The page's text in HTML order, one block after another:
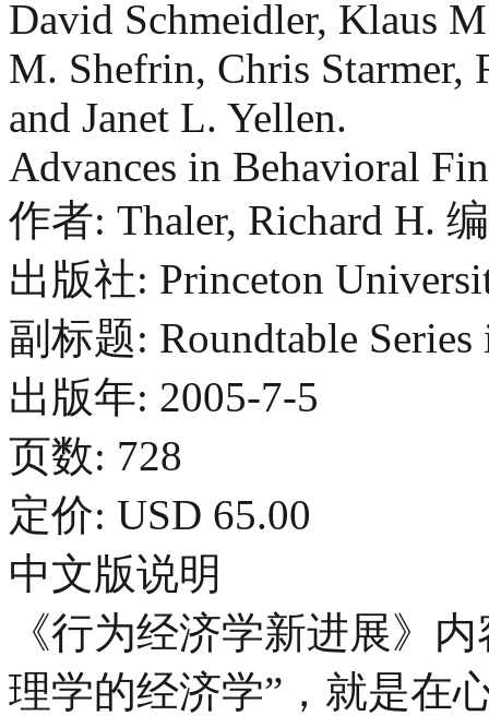
David Schmeidler, Klaus
M. Shefrin, Chris Starmer,
and Janet L. Yellen.
Advances in Behavioral
作者: Thaler, Richard H. 编
出版社: Princeton
副标题: Roundtable
出版年: 2005-7-5
页数: 728
定价: USD 65.00
中文版说明
《行为经济学新进展》
理学的经济学”，就是在